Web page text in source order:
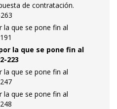
de contratación.
la que se pone fin al
la que se pone fin al
223
la que se pone fin al
la que se pone fin al